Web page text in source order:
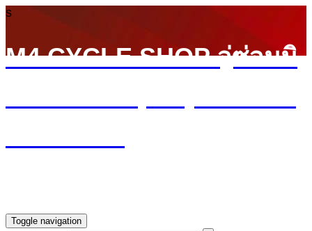
s
M4 CYCLE SHOP อู่ซ่อมมิ
Toggle navigation